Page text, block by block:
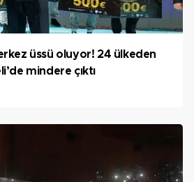
üssü oluyor! 24 ülkeden
mindere çıktı